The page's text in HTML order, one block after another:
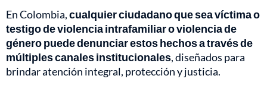
En Colombia,cualquier ciudadano que sea víctima o
testigo de violencia intrafamiliar o violencia de
género puede denunciar estos hechos a través de
múltiples canales institucionales, diseñados para
brindar atención integral, protección y justicia.